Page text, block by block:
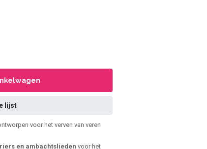
lijst
voor het verven van veren
en ambachtslieden voor het